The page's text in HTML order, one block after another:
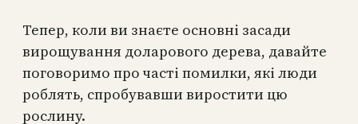
Тепер, коли ви знаєте основні засади
вирощування доларового дерева, давайте
поговоримо про часті помилки, які люди
роблять, спробувавши виростити цю
рослину.